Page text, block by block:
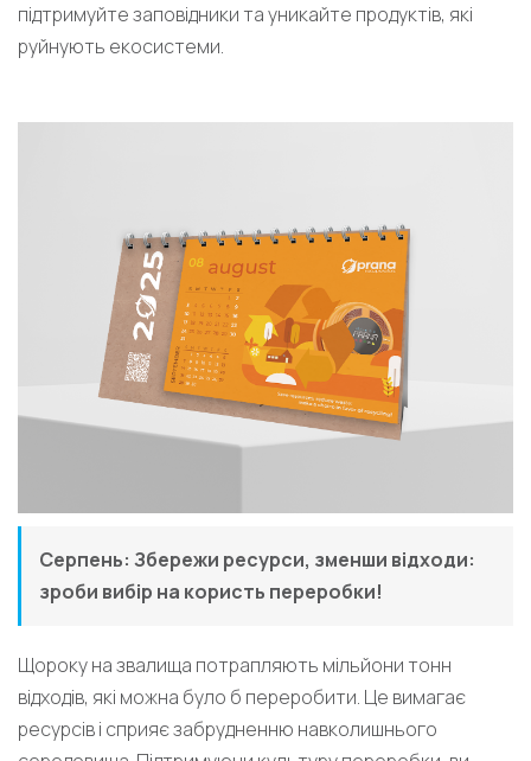
підтримуйте заповідники та уникайте продуктів, які
руйнують екосистеми.
Серпень: Збережи ресурси, зменши відходи:
зроби вибір на користь переробки!
Щороку на звалища потрапляють мільйони тонн
відходів, які можна було б переробити. Це вимагає
ресурсів і сприяє забрудненню навколишнього